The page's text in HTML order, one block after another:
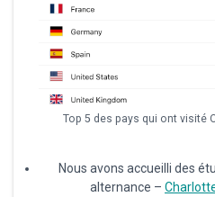
Top 5 des pays qui ont visité
Nous avons accueilli des
alternance –